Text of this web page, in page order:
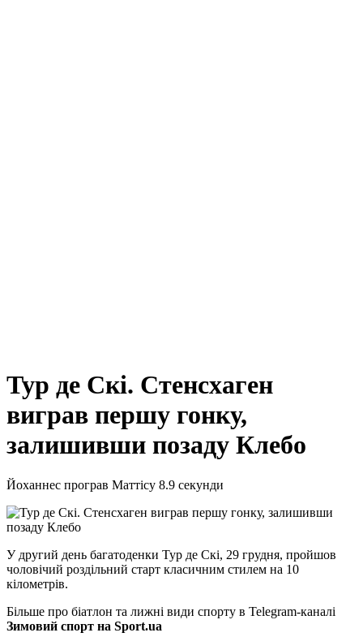
Тур де Скі. Стенсхаген
виграв першу гонку,
залишивши позаду Клебо
Йоханнес програв Маттісу 8.9 секунди
У другий день багатоденки Тур де Скі, 29 грудня, пройшов
чоловічий роздільний старт класичним стилем на 10
кілометрів.
Більше про біатлон та лижні види спорту в Telegram-каналі
Зимовий спорт на Sport.ua